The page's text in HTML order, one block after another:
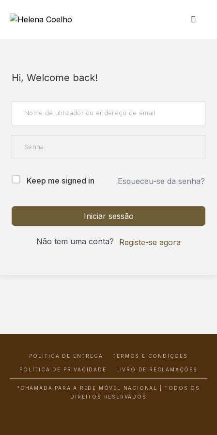
Hi, Welcome back!
Keep me signed in Esqueceu-se da senha?
Iniciar sessão
Não tem uma conta? Registe-se agora
POLÍTICA DE ENTREGA TERMOS E CONDIÇÕES
POLÍTICA DE PRIVACIDADE LIVRO DE RECLAMAÇÕES
*CHAMADA PARA A REDE MÓVEL NACIONAL | TODOS OS
DIREITOS RESERVADOS